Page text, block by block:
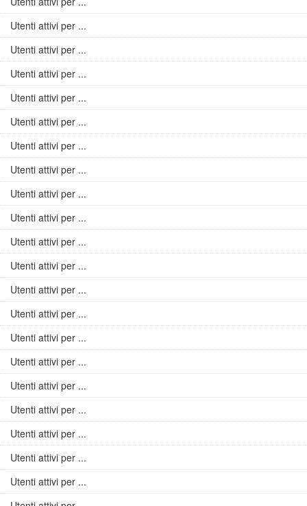
Utenti attivi per ...
Utenti attivi per ...
Utenti attivi per ...
Utenti attivi per ...
Utenti attivi per ...
Utenti attivi per ...
Utenti attivi per ...
Utenti attivi per ...
Utenti attivi per ...
Utenti attivi per ...
Utenti attivi per ...
Utenti attivi per ...
Utenti attivi per ...
Utenti attivi per ...
Utenti attivi per ...
Utenti attivi per ...
Utenti attivi per ...
Utenti attivi per ...
Utenti attivi per ...
Utenti attivi per ...